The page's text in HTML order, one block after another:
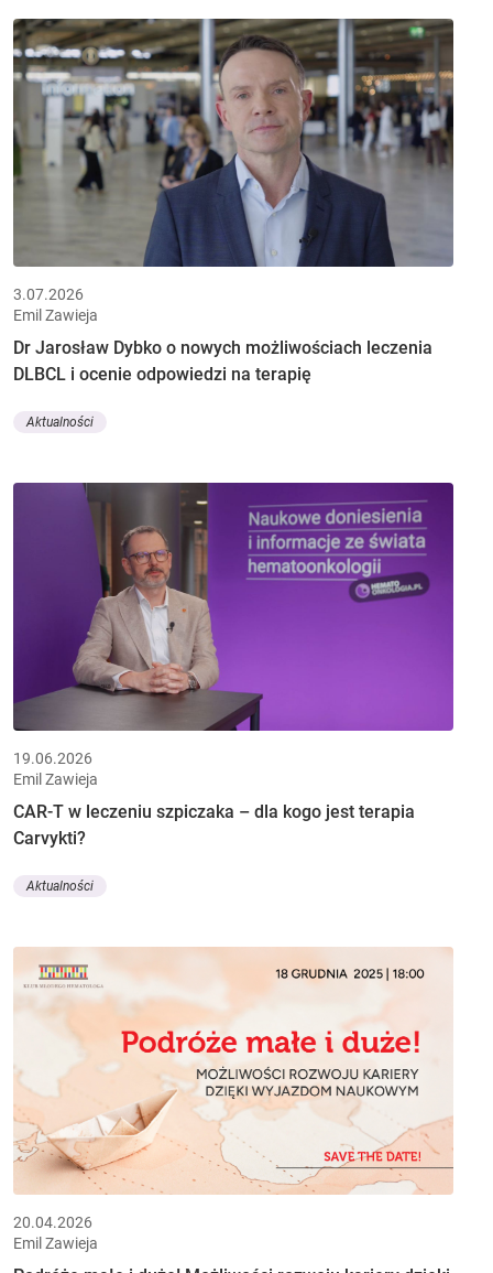
3.07.2026
Emil Zawieja
Dr Jarosław Dybko o nowych możliwościach leczenia
DLBCL i ocenie odpowiedzi na terapię
Aktualności
19.06.2026
Emil Zawieja
CAR-T w leczeniu szpiczaka – dla kogo jest terapia
Carvykti?
Aktualności
20.04.2026
Emil Zawieja